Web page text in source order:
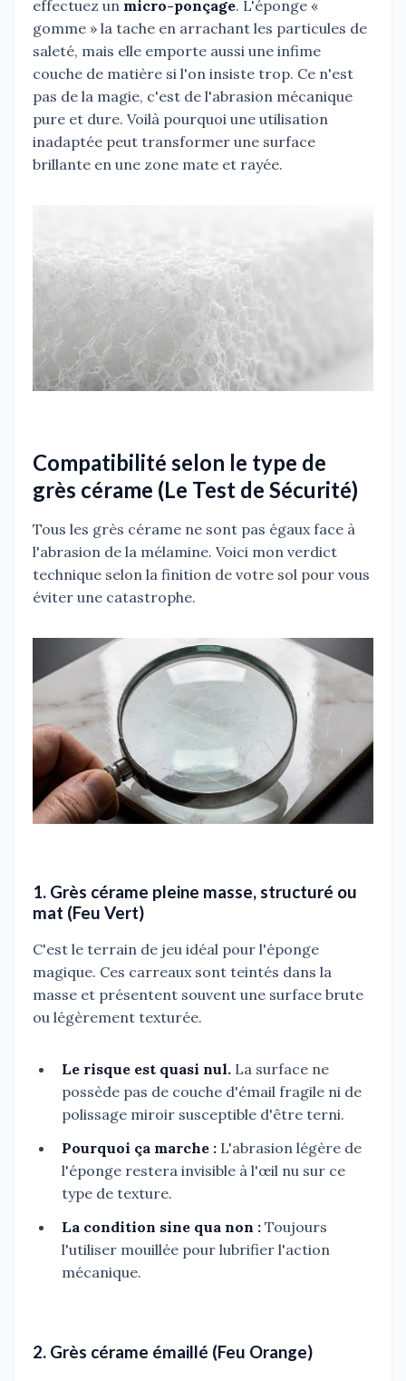
effectuez un micro-ponçage. L'éponge «
gomme » la tache en arrachant les particules de
saleté, mais elle emporte aussi une infime
couche de matière si l'on insiste trop. Ce n'est
pas de la magie, c'est de l'abrasion mécanique
pure et dure. Voilà pourquoi une utilisation
inadaptée peut transformer une surface
brillante en une zone mate et rayée.
Compatibilité selon le type de
grès cérame (Le Test de Sécurité)
Tous les grès cérame ne sont pas égaux face à
l'abrasion de la mélamine. Voici mon verdict
technique selon la finition de votre sol pour vous
éviter une catastrophe.
1. Grès cérame pleine masse, structuré ou
mat (Feu Vert)
C'est le terrain de jeu idéal pour l'éponge
magique. Ces carreaux sont teintés dans la
masse et présentent souvent une surface brute
ou légèrement texturée.
Le risque est quasi nul. La surface ne
possède pas de couche d'émail fragile ni de
polissage miroir susceptible d'être terni.
Pourquoi ça marche : L'abrasion légère de
l'éponge restera invisible à l'œil nu sur ce
type de texture.
La condition sine qua non : Toujours
l'utiliser mouillée pour lubrifier l'action
mécanique.
2. Grès cérame émaillé (Feu Orange)